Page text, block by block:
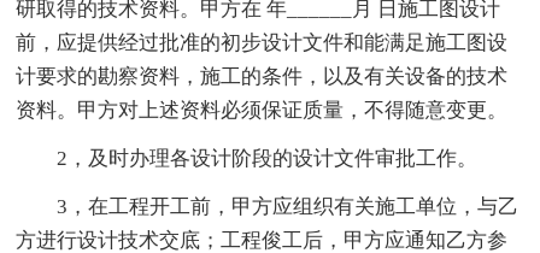
研取得的技术资料。甲方在 年______月 日施工图设计
前，应提供经过批准的初步设计文件和能满足施工图设
计要求的勘察资料，施工的条件，以及有关设备的技术
资料。甲方对上述资料必须保证质量，不得随意变更。
2，及时办理各设计阶段的设计文件审批工作。
3，在工程开工前，甲方应组织有关施工单位，与乙
方进行设计技术交底；工程俊工后，甲方应通知乙方参